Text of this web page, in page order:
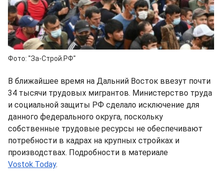
Фото: "За-Строй.РФ"
В ближайшее время на Дальний Восток ввезут почти
34 тысячи трудовых мигрантов. Министерство труда
и социальной защиты РФ сделало исключение для
данного федерального округа, поскольку
собственные трудовые ресурсы не обеспечивают
потребности в кадрах на крупных стройках и
производствах. Подробности в материале
Vostok.Today.